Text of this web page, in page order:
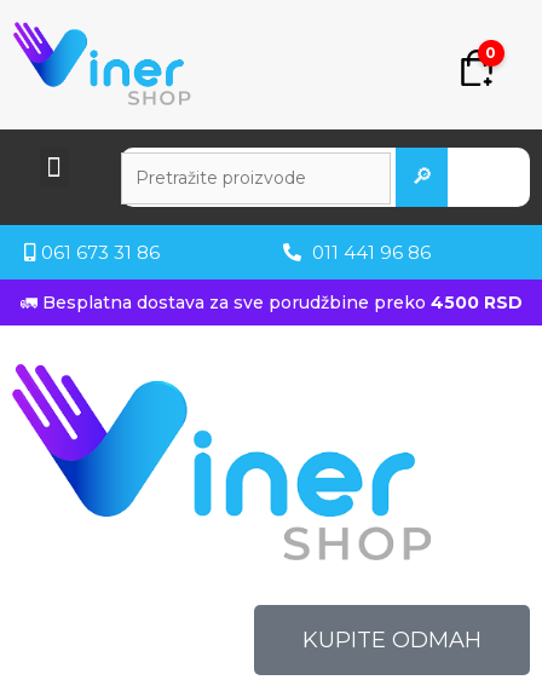
0
🔎
061 673 31 86 011 441 96 86
🚛 Besplatna dostava za sve porudžbine preko 4500 RSD
KUPITE ODMAH